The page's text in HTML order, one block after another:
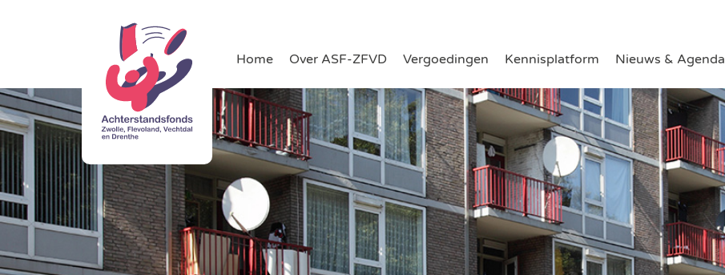
Home Over ASF-ZFVD Vergoedingen Kennisplatform Nieuws & Agenda